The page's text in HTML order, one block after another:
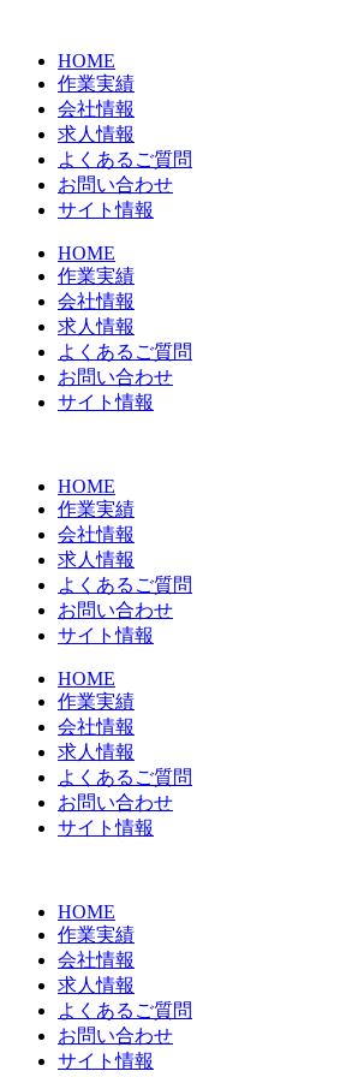
HOME
作業実績
会社情報
求人情報
よくあるご質問
お問い合わせ
サイト情報
HOME
作業実績
会社情報
求人情報
よくあるご質問
お問い合わせ
サイト情報
HOME
作業実績
会社情報
求人情報
よくあるご質問
お問い合わせ
サイト情報
HOME
作業実績
会社情報
求人情報
よくあるご質問
お問い合わせ
サイト情報
HOME
作業実績
会社情報
求人情報
よくあるご質問
お問い合わせ
サイト情報